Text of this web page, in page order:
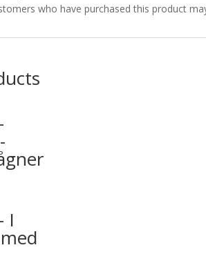
who have purchased this product
I